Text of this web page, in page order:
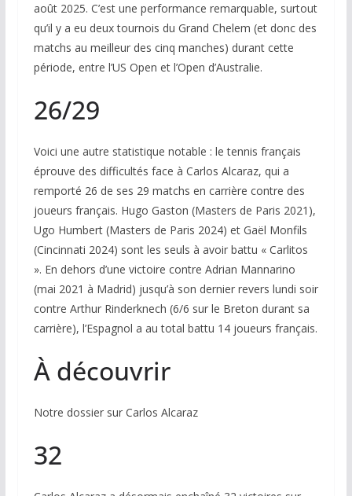
août 2025. C’est une performance remarquable, surtout
qu’il y a eu deux tournois du Grand Chelem (et donc des
matchs au meilleur des cinq manches) durant cette
période, entre l’US Open et l’Open d’Australie.
26/29
Voici une autre statistique notable : le tennis français
éprouve des difficultés face à Carlos Alcaraz, qui a
remporté 26 de ses 29 matchs en carrière contre des
joueurs français. Hugo Gaston (Masters de Paris 2021),
Ugo Humbert (Masters de Paris 2024) et Gaël Monfils
(Cincinnati 2024) sont les seuls à avoir battu « Carlitos
». En dehors d’une victoire contre Adrian Mannarino
(mai 2021 à Madrid) jusqu’à son dernier revers lundi soir
contre Arthur Rinderknech (6/6 sur le Breton durant sa
carrière), l’Espagnol a au total battu 14 joueurs français.
À découvrir
Notre dossier sur Carlos Alcaraz
32